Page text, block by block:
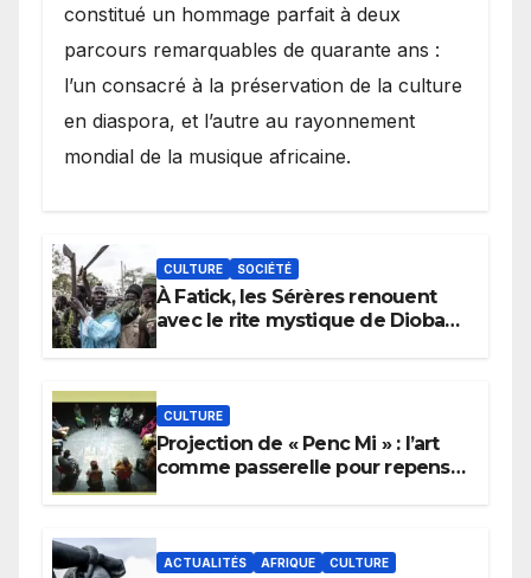
constitué un hommage parfait à deux
parcours remarquables de quarante ans :
l’un consacré à la préservation de la culture
en diaspora, et l’autre au rayonnement
mondial de la musique africaine.
CULTURE SOCIÉTÉ
À Fatick, les Sérères renouent
avec le rite mystique de Diobaye
CULTURE
Projection de « Penc Mi » : l’art
comme passerelle pour repenser
ACTUALITÉS AFRIQUE CULTURE